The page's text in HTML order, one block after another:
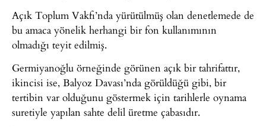
Açık Toplum Vakfı’nda yürütülmüş olan denetlemede de
bu amaca yönelik herhangi bir fon kullanımının
olmadığı teyit edilmiş.
Germiyanoğlu örneğinde görünen açık bir tahrifattır,
ikincisi ise, Balyoz Davası’nda görüldüğü gibi, bir
tertibin var olduğunu göstermek için tarihlerle oynama
suretiyle yapılan sahte delil üretme çabasıdır.